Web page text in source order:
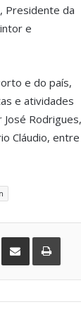
Presidente da
e
e do país,
e atividades
Rodrigues,
Cláudio, entre
Share via Email Print